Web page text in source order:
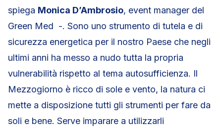
spiega Monica D’Ambrosio, event manager del
Green Med -. Sono uno strumento di tutela e di
sicurezza energetica per il nostro Paese che negli
ultimi anni ha messo a nudo tutta la propria
vulnerabilità rispetto al tema autosufficienza. Il
Mezzogiorno è ricco di sole e vento, la natura ci
mette a disposizione tutti gli strumenti per fare da
soli e bene. Serve imparare a utilizzarli